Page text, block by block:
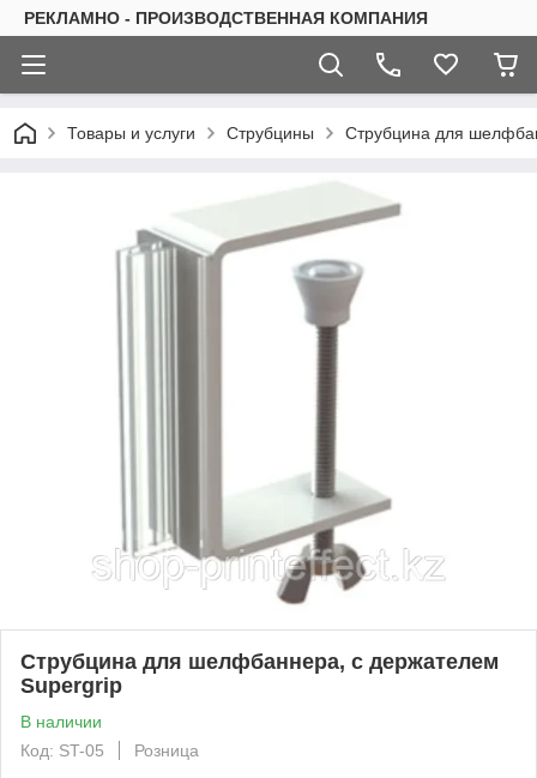
РЕКЛАМНО - ПРОИЗВОДСТВЕННАЯ КОМПАНИЯ
Товары и услуги Струбцины Струбцина для
Струбцина для шелфбаннера, с держателем
Supergrip
В наличии
Код: ST-05
Розница